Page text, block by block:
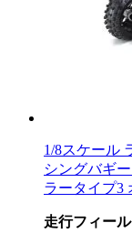
1/8スケール
シングバギ
ラータイプ3
走行フィー